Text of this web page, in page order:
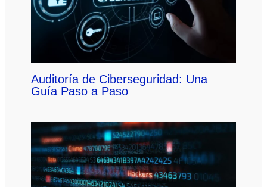
Auditoría de Ciberseguridad: Una
Guía Paso a Paso